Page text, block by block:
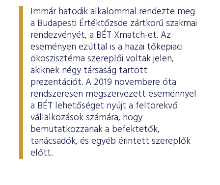
Immár hatodik alkalommal rendezte meg
a Budapesti Értéktőzsde zártkörű szakmai
rendezvényét, a BÉT Xmatch-et. Az
eseményen ezúttal is a hazai tőkepiaci
ökoszisztéma szereplői voltak jelen,
akiknek négy társaság tartott
prezentációt. A 2019 novembere óta
rendszeresen megszervezett eseménnyel
a BÉT lehetőséget nyújt a feltörekvő
vállalkozások számára, hogy
bemutatkozzanak a befektetők,
tanácsadók, és egyéb érintett szereplők
előtt.